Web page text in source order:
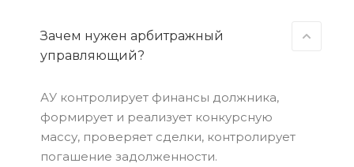
Зачем нужен арбитражный
управляющий?
АУ контролирует финансы должника,
формирует и реализует конкурсную
массу, проверяет сделки, контролирует
погашение задолженности.